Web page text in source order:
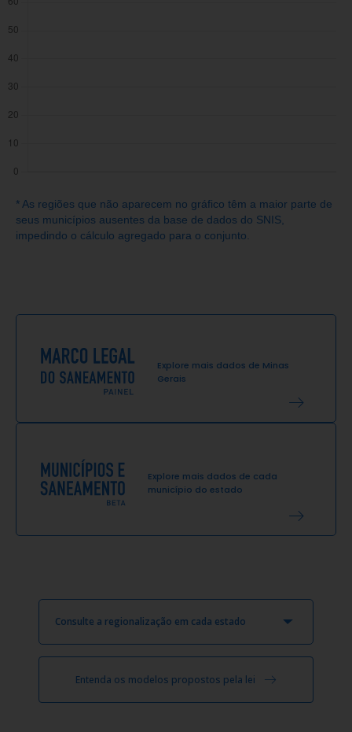
* As regiões que não aparecem no gráfico têm a maior parte de
seus municípios ausentes da base de dados do SNIS,
impedindo o cálculo agregado para o conjunto.
Explore mais dados de Minas
Gerais
Explore mais dados de cada
município do estado
Consulte a regionalização em cada estado
Entenda os modelos propostos pela lei